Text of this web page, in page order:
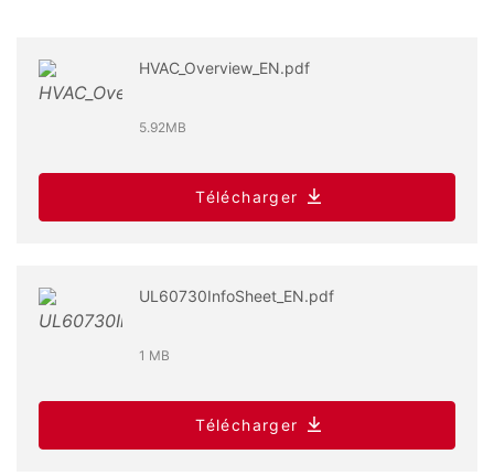
HVAC_Overview_EN.pdf
5.92MB
Télécharger
UL60730InfoSheet_EN.pdf
1 MB
Télécharger